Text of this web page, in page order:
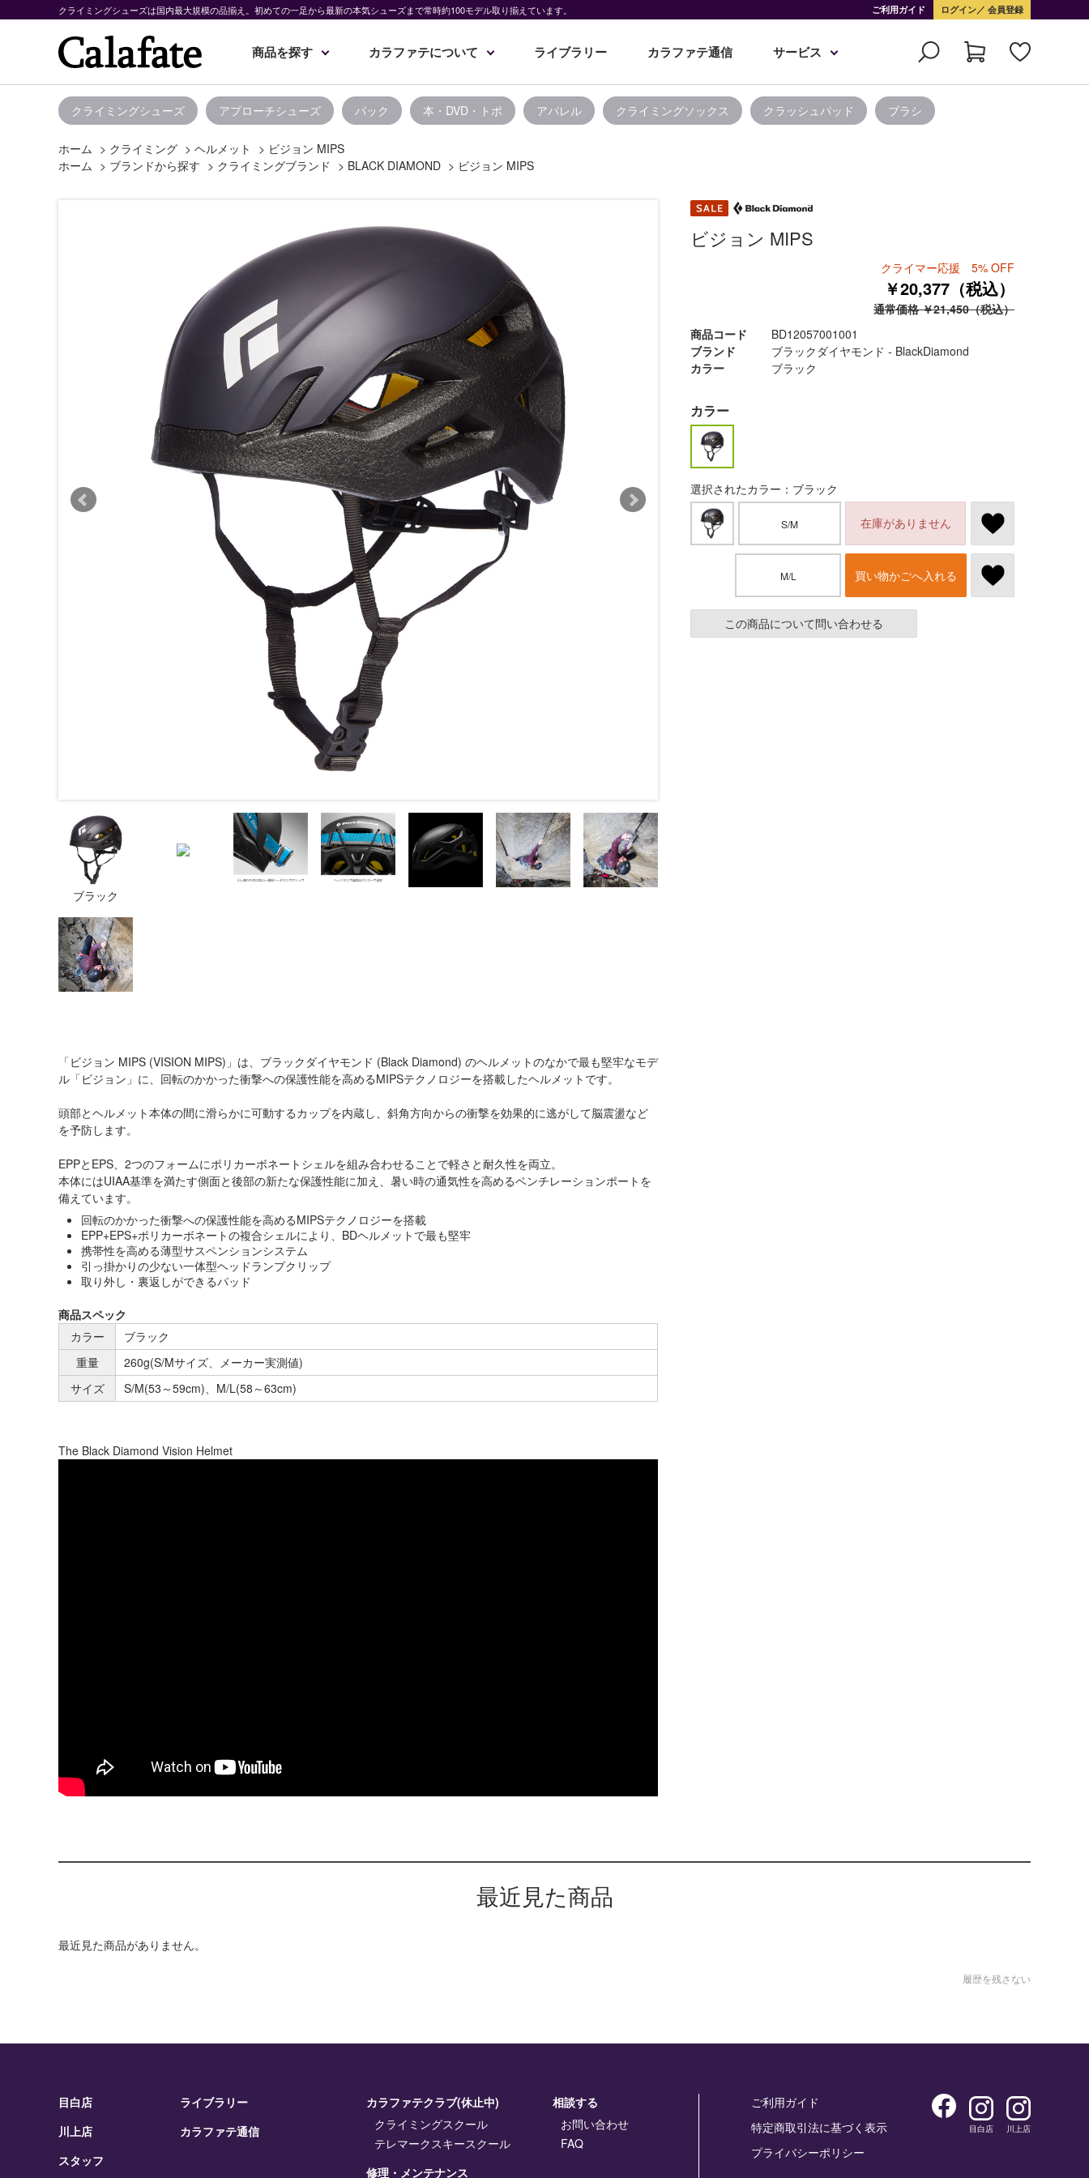
クライミングシューズは国内最大規模の品揃え。初めての一足から最新の本気シューズまで常時約100モデル取り揃えています。 ご利用ガイド ログイン 会員登録
商品を探す カラファテについて ライブラリー カラファテ通信 サービス
クライミングシューズ アプローチシューズ パック 本・DVD・トポ アパレル クライミングソックス クラッシュパッド ブラシ
ホーム > クライミング > ヘルメット > ビジョン MIPS
ホーム > ブランドから探す > クライミングブランド > BLACK DIAMOND > ビジョン MIPS
ブラック
「ビジョン MIPS (VISION MIPS)」は、ブラックダイヤモンド (Black Diamond) のヘルメットのなかで最も堅牢なモデ
ル「ビジョン」に、回転のかかった衝撃への保護性能を高めるMIPSテクノロジーを搭載したヘルメットです。
頭部とヘルメット本体の間に滑らかに可動するカップを内蔵し、斜角方向からの衝撃を効果的に逃がして脳震盪など
を予防します。
EPPとEPS、2つのフォームにポリカーボネートシェルを組み合わせることで軽さと耐久性を両立。
本体にはUIAA基準を満たす側面と後部の新たな保護性能に加え、暑い時の通気性を高めるベンチレーションポートを
備えています。
回転のかかった衝撃への保護性能を高めるMIPSテクノロジーを搭載
EPP+EPS+ポリカーボネートの複合シェルにより、BDヘルメットで最も堅牢
携帯性を高める薄型サスペンションシステム
引っ掛かりの少ない一体型ヘッドランプクリップ
取り外し・裏返しができるパッド
商品スペック
カラー
ブラック
重量
260g(S/Mサイズ、メーカー実測値)
サイズ
S/M(53～59cm)、M/L(58～63cm)
The Black Diamond Vision Helmet
ビジョン MIPS
クライマー応援 5% OFF
￥20,377（税込）
通常価格 ￥21,450（税込）
商品コード
BD12057001001
ブランド
ブラックダイヤモンド - BlackDiamond
カラー
ブラック
カラー
選択されたカラー：ブラック
S/M 在庫がありません
M/L 買い物かごへ入れる
この商品について問い合わせる
最近見た商品
最近見た商品がありません。
履歴を残さない
目白店
川上店
スタッフ
ライブラリー
カラファテ通信
カラファテクラブ(休止中)
クライミングスクール
テレマークスキースクール
修理・メンテナンス
相談する
お問い合わせ
FAQ
ご利用ガイド
特定商取引法に基づく表示
プライバシーポリシー
目白店 川上店